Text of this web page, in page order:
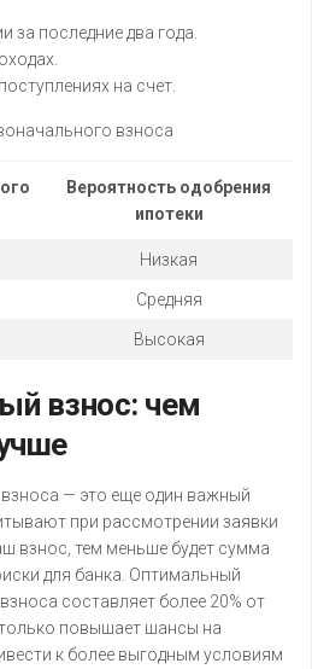
за последние два года.
на счет.
взноса
Вероятность одобрения
ипотеки
Низкая
Средняя
Высокая
взнос: чем
— это еще один важный
при рассмотрении заявки
взнос, тем меньше будет сумма
для банка. Оптимальный
составляет более 20% от
повышает шансы на
к более выгодным условиям